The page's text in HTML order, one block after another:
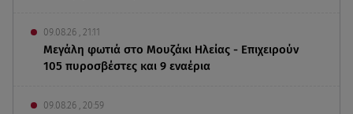
09.08.26 , 21:11
Μεγάλη φωτιά στο Μουζάκι Ηλείας - Επιχειρούν
105 πυροσβέστες και 9 εναέρια
09.08.26 , 20:59